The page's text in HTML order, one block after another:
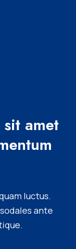
amet
luctus.
ante